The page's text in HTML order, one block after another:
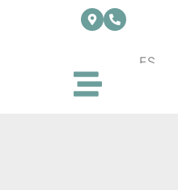
ES